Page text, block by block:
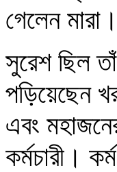
গেলেন মারা।
সুরেশ ছিল
পড়িয়েছেন
এবং
কর্মচারী।